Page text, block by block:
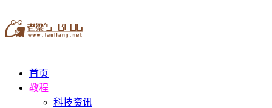
首页
教程
科技资讯